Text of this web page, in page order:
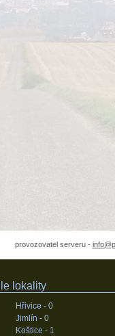
provozovatel serveru -
lokality
Hřivice - 0
Jimlín - 0
Koštice - 1